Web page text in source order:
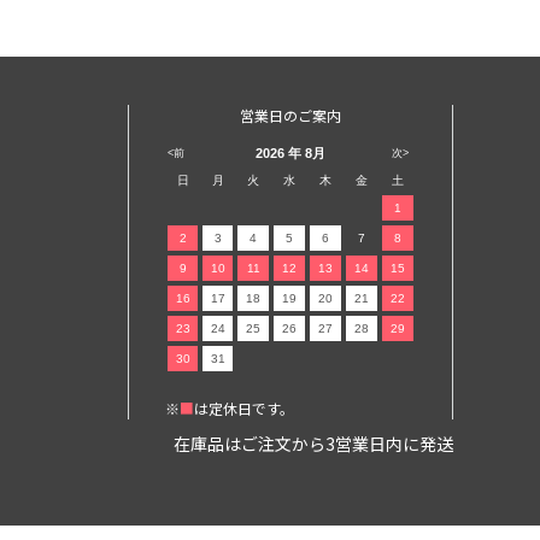
営業日のご案内
<前 次>
2026 年 8月
日 月 火 水 木 金 土
1
2 3 4 5 6 7 8
9 10 11 12 13 14 15
16 17 18 19 20 21 22
23 24 25 26 27 28 29
30 31
※■は定休日です。
在庫品はご注文から3営業日内に発送